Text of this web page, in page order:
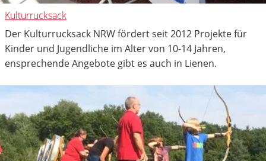
Kulturrucksack
Der Kulturrucksack NRW fördert seit 2012 Projekte für
Kinder und Jugendliche im Alter von 10-14 Jahren,
ensprechende Angebote gibt es auch in Lienen.